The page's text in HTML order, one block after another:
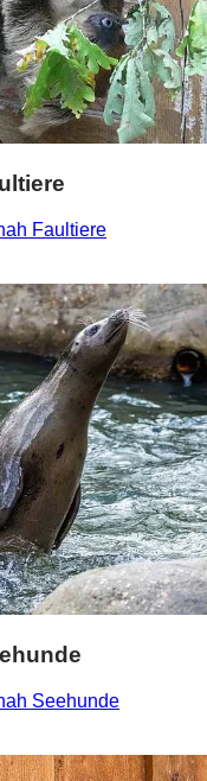
Faultiere
Seehunde